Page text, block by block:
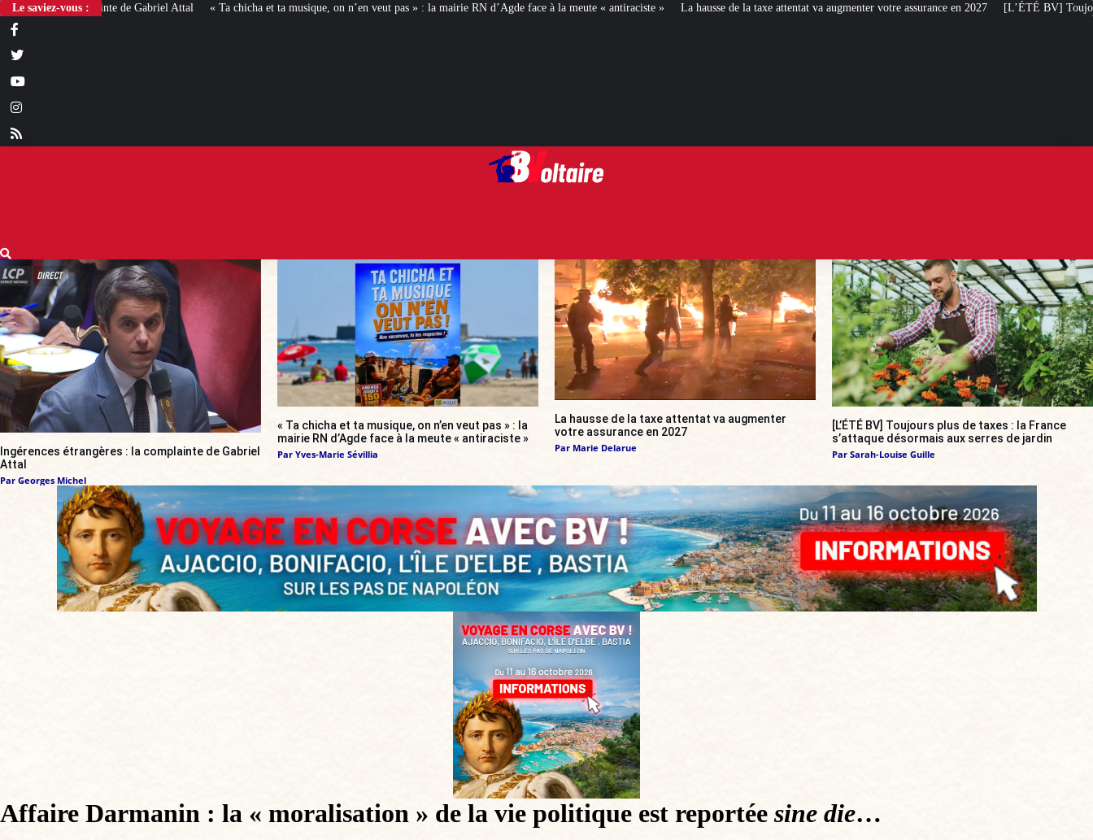
Le saviez-vous :« Ta chicha et ta musique, on n’en veut pas » : la mairie RN d’Agde face à la meute « antiraciste » La hausse de la taxe attentat va augmenter votre assurance en 2027 [L’ÉTÉ BV] Toujours plus de taxes : la
Ingérences étrangères : la complainte de Gabriel
Attal
Par Georges Michel
« Ta chicha et ta musique, on n’en veut pas » : la
mairie RN d’Agde face à la meute « antiraciste »
Par Yves-Marie Sévillia
La hausse de la taxe attentat va augmenter
votre assurance en 2027
Par Marie Delarue
[L’ÉTÉ BV] Toujours plus de taxes : la France
s’attaque désormais aux serres de jardin
Par Sarah-Louise Guille
Affaire Darmanin : la « moralisation » de la vie politique est reportée sine die…